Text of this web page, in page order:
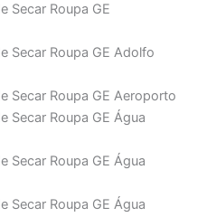
Secar Roupa GE
Secar Roupa GE Adolfo
Secar Roupa GE Aeroporto
Secar Roupa GE Água
Secar Roupa GE Água
Secar Roupa GE Água